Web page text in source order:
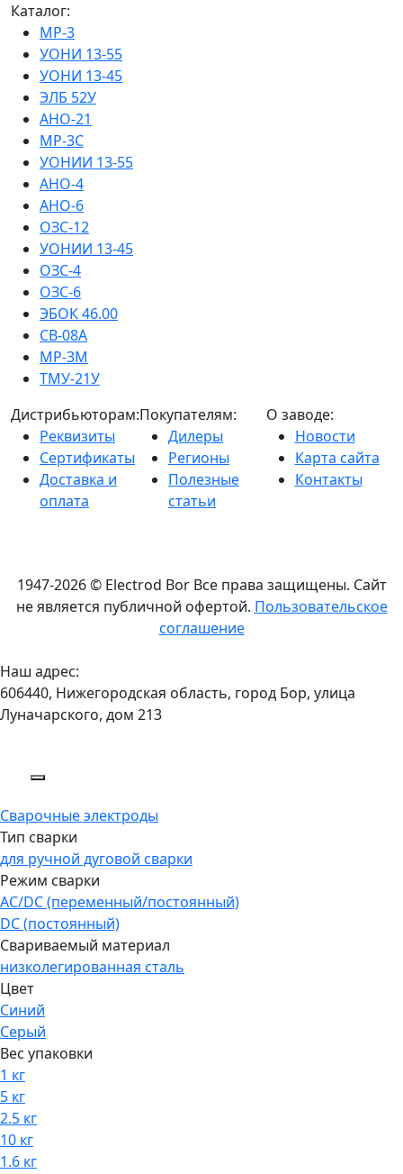
Каталог:
МР-3
УОНИ 13-55
УОНИ 13-45
ЭЛБ 52У
АНО-21
МР-3С
УОНИИ 13-55
АНО-4
АНО-6
ОЗС-12
УОНИИ 13-45
ОЗС-4
ОЗС-6
ЭБОК 46.00
СВ-08А
МР-3М
ТМУ-21У
Дистрибьюторам:
Реквизиты
Сертификаты
Доставка и
оплата
Покупателям:
Дилеры
Регионы
Полезные
статьи
О заводе:
Новости
Карта сайта
Контакты
1947-2026 © Electrod Bor Все права защищены. Сайт
не является публичной офертой. Пользовательское
соглашение
Наш адрес:
606440, Нижегородская область, город Бор, улица
Луначарского, дом 213
Сварочные электроды
Тип сварки
для ручной дуговой сварки
Режим сварки
AC/DC (переменный/постоянный)
DC (постоянный)
Свариваемый материал
низколегированная сталь
Цвет
Синий
Серый
Вес упаковки
1 кг
5 кг
2.5 кг
10 кг
1.6 кг